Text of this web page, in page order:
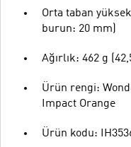
Orta taban
burun: 20 mm)
Ağırlık: 462 g
Ürün rengi:
Impact Orange
Ürün kodu: